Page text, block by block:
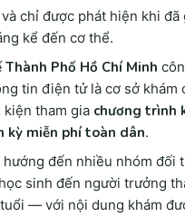
tần suất tiểu tiện: Do sự
máu đến thận và áp lực
lên bàng quang, nhu cầu
xuyên hơn.
Sự thay đổi hormone
hình thành phôi thai đòi hỏi
lượng, dẫn đến tình trạng
nôn: Triệu chứng ốm nghén
đặc biệt vào buổi sáng.
chỉ được phát hiện khi đã
kể đến cơ thể.
Thành Phố Hồ Chí Minh
tin điện tử là cơ sở khám
tham gia chương trình
kỳ miễn phí toàn dân.
đến nhiều nhóm đối
sinh đến người trưởng
— với nội dung khám